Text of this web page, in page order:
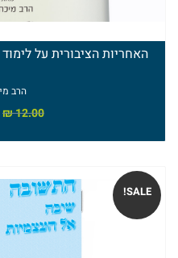
הורביץ
זצ"ל
חננאל
אתרוג
האחריות הציבורית על
הרב
12.00
₪
SALE!